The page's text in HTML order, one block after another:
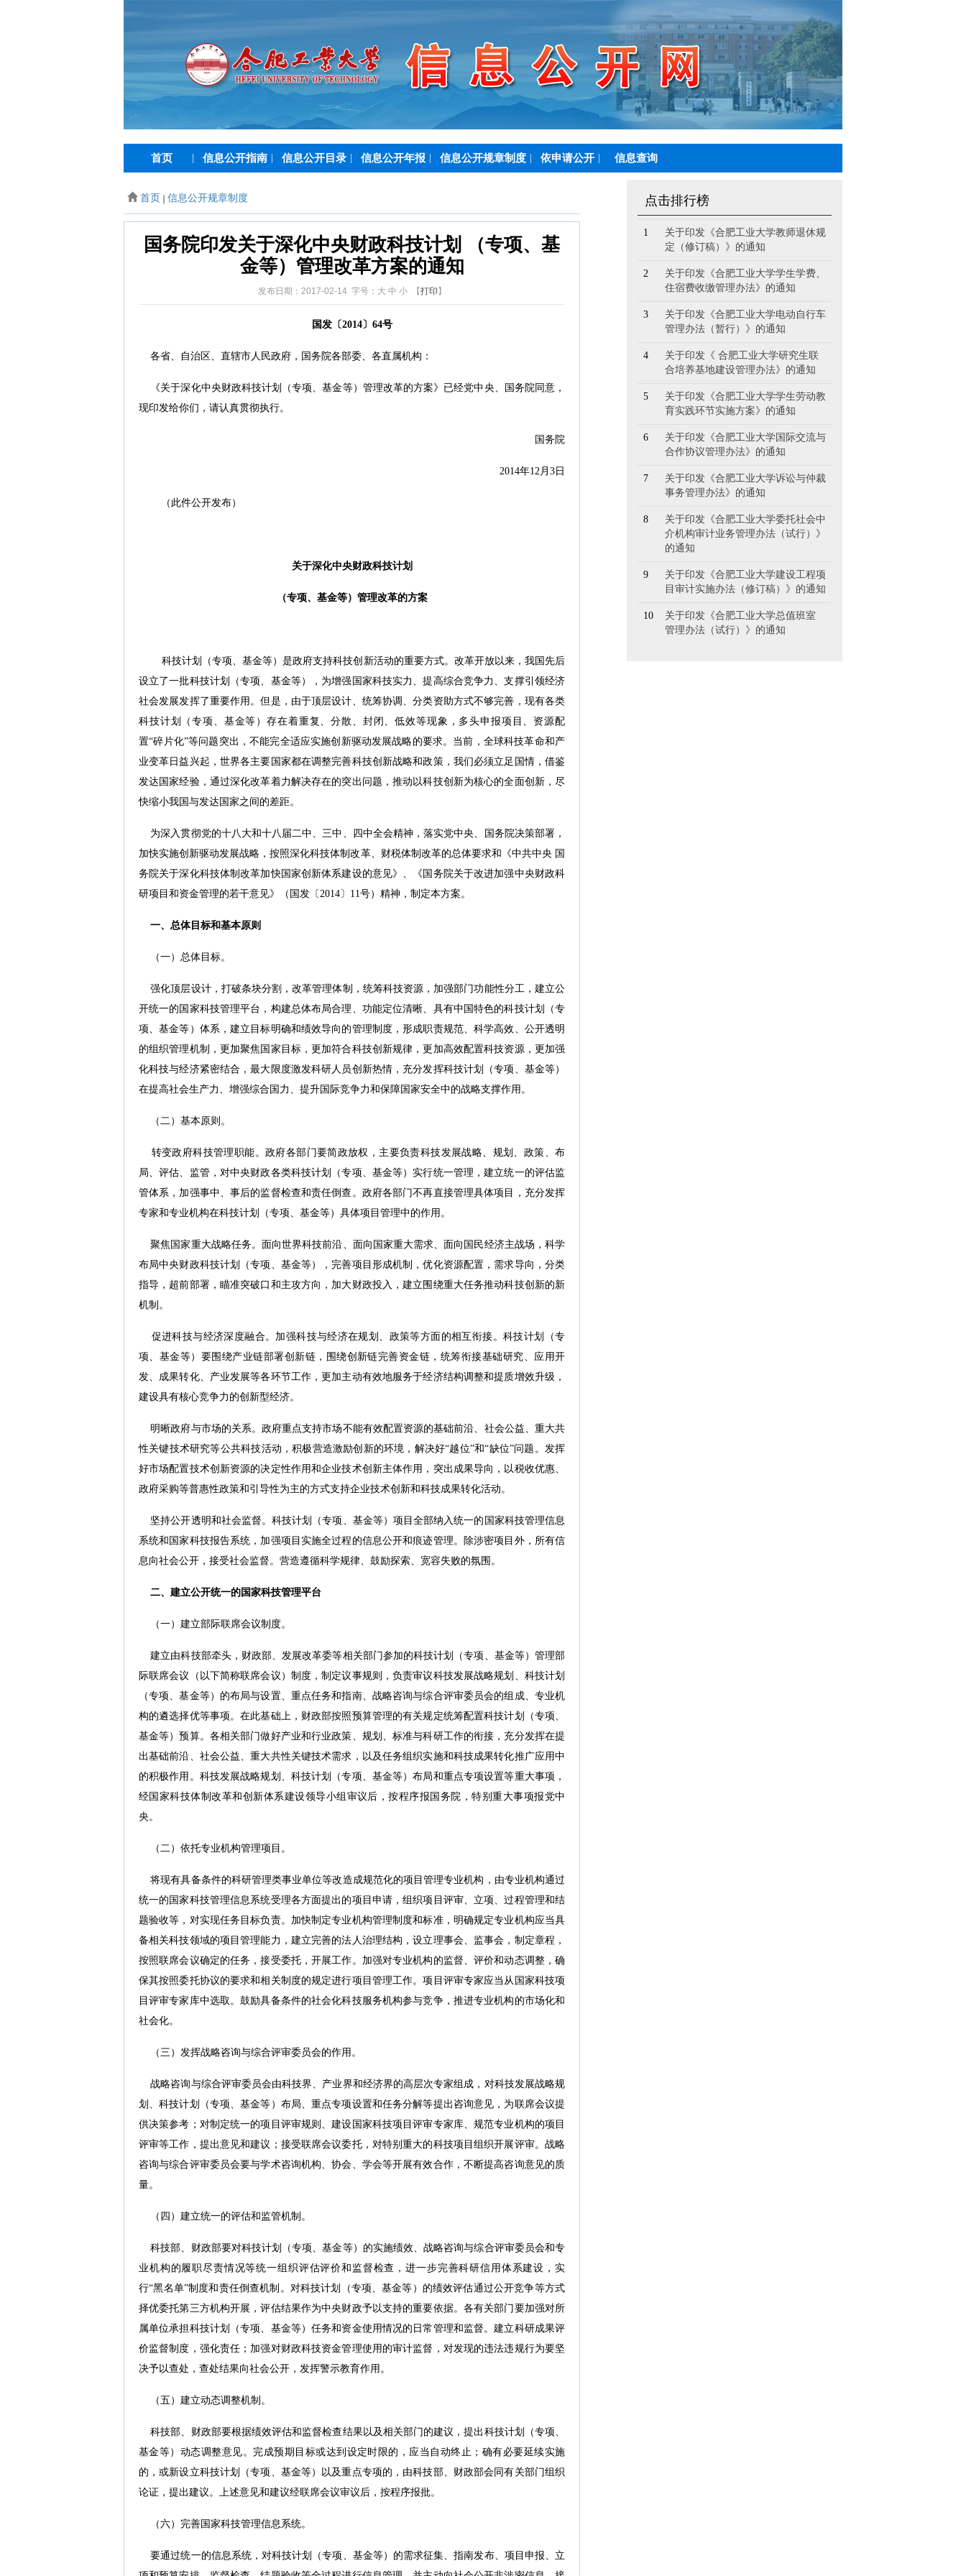
首页 信息公开指南 信息公开目录 信息公开年报 信息公开规章制度 依申请公开 信息查询
首页 信息公开规章制度
国务院印发关于深化中央财政科技计划 （专项、基
金等）管理改革方案的通知
发布日期：2017-02-14 字号： 大 中 小【打印 】
国发〔2014〕64号
各省、自治区、直辖市人民政府，国务院各部委、各直属机构：
《关于深化中央财政科技计划（专项、基金等）管理改革的方案》已经党中央、国务院同意，
现印发给你们，请认真贯彻执行。
国务院
2014年12月3日
（此件公开发布）
关于深化中央财政科技计划
（专项、基金等）管理改革的方案
科技计划（专项、基金等）是政府支持科技创新活动的重要方式。改革开放以来，我国先后
设立了一批科技计划（专项、基金等），为增强国家科技实力、提高综合竞争力、支撑引领经济
社会发展发挥了重要作用。但是，由于顶层设计、统筹协调、分类资助方式不够完善，现有各类
科技计划（专项、基金等）存在着重复、分散、封闭、低效等现象，多头申报项目、资源配
置“碎片化”等问题突出，不能完全适应实施创新驱动发展战略的要求。当前，全球科技革命和产
业变革日益兴起，世界各主要国家都在调整完善科技创新战略和政策，我们必须立足国情，借鉴
发达国家经验，通过深化改革着力解决存在的突出问题，推动以科技创新为核心的全面创新，尽
快缩小我国与发达国家之间的差距。
为深入贯彻党的十八大和十八届二中、三中、四中全会精神，落实党中央、国务院决策部署，
加快实施创新驱动发展战略，按照深化科技体制改革、财税体制改革的总体要求和《中共中央 国
务院关于深化科技体制改革加快国家创新体系建设的意见》、《国务院关于改进加强中央财政科
研项目和资金管理的若干意见》（国发〔2014〕11号）精神，制定本方案。
一、总体目标和基本原则
（一）总体目标。
强化顶层设计，打破条块分割，改革管理体制，统筹科技资源，加强部门功能性分工，建立公
开统一的国家科技管理平台，构建总体布局合理、功能定位清晰、具有中国特色的科技计划（专
项、基金等）体系，建立目标明确和绩效导向的管理制度，形成职责规范、科学高效、公开透明
的组织管理机制，更加聚焦国家目标，更加符合科技创新规律，更加高效配置科技资源，更加强
化科技与经济紧密结合，最大限度激发科研人员创新热情，充分发挥科技计划（专项、基金等）
在提高社会生产力、增强综合国力、提升国际竞争力和保障国家安全中的战略支撑作用。
（二）基本原则。
转变政府科技管理职能。政府各部门要简政放权，主要负责科技发展战略、规划、政策、布
局、评估、监管，对中央财政各类科技计划（专项、基金等）实行统一管理，建立统一的评估监
管体系，加强事中、事后的监督检查和责任倒查。政府各部门不再直接管理具体项目，充分发挥
专家和专业机构在科技计划（专项、基金等）具体项目管理中的作用。
聚焦国家重大战略任务。面向世界科技前沿、面向国家重大需求、面向国民经济主战场，科学
布局中央财政科技计划（专项、基金等），完善项目形成机制，优化资源配置，需求导向，分类
指导，超前部署，瞄准突破口和主攻方向，加大财政投入，建立围绕重大任务推动科技创新的新
机制。
促进科技与经济深度融合。加强科技与经济在规划、政策等方面的相互衔接。科技计划（专
项、基金等）要围绕产业链部署创新链，围绕创新链完善资金链，统筹衔接基础研究、应用开
发、成果转化、产业发展等各环节工作，更加主动有效地服务于经济结构调整和提质增效升级，
建设具有核心竞争力的创新型经济。
明晰政府与市场的关系。政府重点支持市场不能有效配置资源的基础前沿、社会公益、重大共
性关键技术研究等公共科技活动，积极营造激励创新的环境，解决好“越位”和“缺位”问题。发挥
好市场配置技术创新资源的决定性作用和企业技术创新主体作用，突出成果导向，以税收优惠、
政府采购等普惠性政策和引导性为主的方式支持企业技术创新和科技成果转化活动。
坚持公开透明和社会监督。科技计划（专项、基金等）项目全部纳入统一的国家科技管理信息
系统和国家科技报告系统，加强项目实施全过程的信息公开和痕迹管理。除涉密项目外，所有信
息向社会公开，接受社会监督。营造遵循科学规律、鼓励探索、宽容失败的氛围。
二、建立公开统一的国家科技管理平台
（一）建立部际联席会议制度。
建立由科技部牵头，财政部、发展改革委等相关部门参加的科技计划（专项、基金等）管理部
际联席会议（以下简称联席会议）制度，制定议事规则，负责审议科技发展战略规划、科技计划
（专项、基金等）的布局与设置、重点任务和指南、战略咨询与综合评审委员会的组成、专业机
构的遴选择优等事项。在此基础上，财政部按照预算管理的有关规定统筹配置科技计划（专项、
基金等）预算。各相关部门做好产业和行业政策、规划、标准与科研工作的衔接，充分发挥在提
出基础前沿、社会公益、重大共性关键技术需求，以及任务组织实施和科技成果转化推广应用中
的积极作用。科技发展战略规划、科技计划（专项、基金等）布局和重点专项设置等重大事项，
经国家科技体制改革和创新体系建设领导小组审议后，按程序报国务院，特别重大事项报党中
央。
（二）依托专业机构管理项目。
将现有具备条件的科研管理类事业单位等改造成规范化的项目管理专业机构，由专业机构通过
统一的国家科技管理信息系统受理各方面提出的项目申请，组织项目评审、立项、过程管理和结
题验收等，对实现任务目标负责。加快制定专业机构管理制度和标准，明确规定专业机构应当具
备相关科技领域的项目管理能力，建立完善的法人治理结构，设立理事会、监事会，制定章程，
按照联席会议确定的任务，接受委托，开展工作。加强对专业机构的监督、评价和动态调整，确
保其按照委托协议的要求和相关制度的规定进行项目管理工作。项目评审专家应当从国家科技项
目评审专家库中选取。鼓励具备条件的社会化科技服务机构参与竞争，推进专业机构的市场化和
社会化。
（三）发挥战略咨询与综合评审委员会的作用。
战略咨询与综合评审委员会由科技界、产业界和经济界的高层次专家组成，对科技发展战略规
划、科技计划（专项、基金等）布局、重点专项设置和任务分解等提出咨询意见，为联席会议提
供决策参考；对制定统一的项目评审规则、建设国家科技项目评审专家库、规范专业机构的项目
评审等工作，提出意见和建议；接受联席会议委托，对特别重大的科技项目组织开展评审。战略
咨询与综合评审委员会要与学术咨询机构、协会、学会等开展有效合作，不断提高咨询意见的质
量。
（四）建立统一的评估和监管机制。
科技部、财政部要对科技计划（专项、基金等）的实施绩效、战略咨询与综合评审委员会和专
业机构的履职尽责情况等统一组织评估评价和监督检查，进一步完善科研信用体系建设，实
行“黑名单”制度和责任倒查机制。对科技计划（专项、基金等）的绩效评估通过公开竞争等方式
择优委托第三方机构开展，评估结果作为中央财政予以支持的重要依据。各有关部门要加强对所
属单位承担科技计划（专项、基金等）任务和资金使用情况的日常管理和监督。建立科研成果评
价监督制度，强化责任；加强对财政科技资金管理使用的审计监督，对发现的违法违规行为要坚
决予以查处，查处结果向社会公开，发挥警示教育作用。
（五）建立动态调整机制。
科技部、财政部要根据绩效评估和监督检查结果以及相关部门的建议，提出科技计划（专项、
基金等）动态调整意见。完成预期目标或达到设定时限的，应当自动终止；确有必要延续实施
的，或新设立科技计划（专项、基金等）以及重点专项的，由科技部、财政部会同有关部门组织
论证，提出建议。上述意见和建议经联席会议审议后，按程序报批。
（六）完善国家科技管理信息系统。
要通过统一的信息系统，对科技计划（专项、基金等）的需求征集、指南发布、项目申报、立
点击排行榜
1
关于印发《合肥工业大学教师退休规
定（修订稿）》的通知
2
关于印发《合肥工业大学学生学费、
住宿费收缴管理办法》的通知
3
关于印发《合肥工业大学电动自行车
管理办法（暂行）》的通知
4
​关于印发《 合肥工业大学研究生联
合培养基地建设管理办法》的通知
5
关于印发《合肥工业大学学生劳动教
育实践环节实施方案》的通知
6
关于印发《合肥工业大学国际交流与
合作协议管理办法》的通知
7
关于印发《合肥工业大学诉讼与仲裁
事务管理办法》的通知
8
关于印发《合肥工业大学委托社会中
介机构审计业务管理办法（试行）》
的通知
9
关于印发《合肥工业大学建设工程项
目审计实施办法（修订稿）》的通知
10
关于印发《合肥工业大学总值班室
管理办法（试行）》的通知